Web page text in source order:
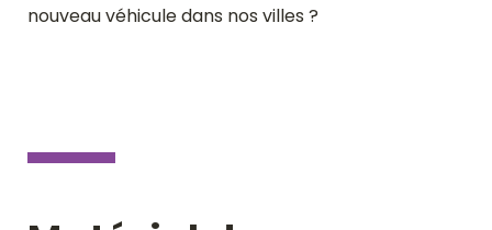
nouveau véhicule dans nos villes ?